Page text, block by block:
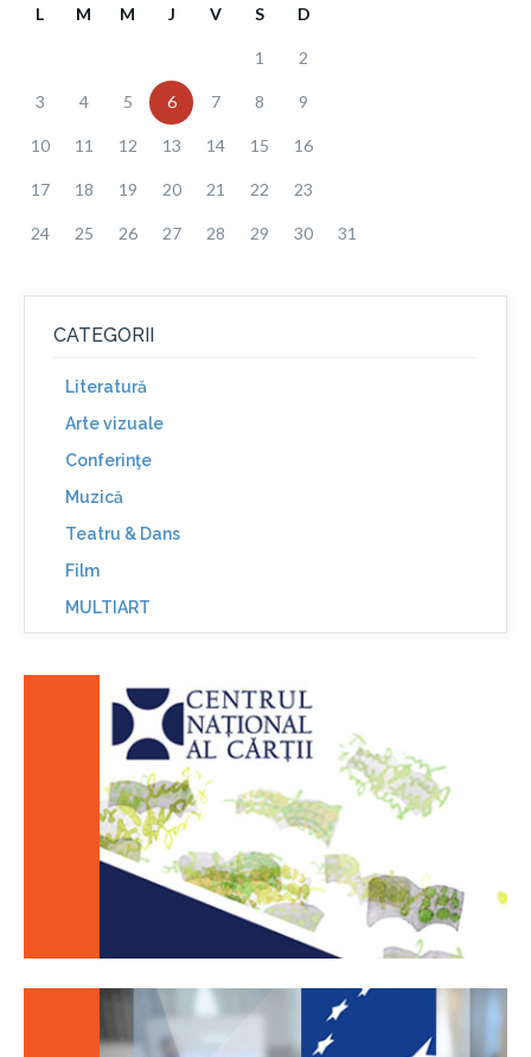
L M M J V S D
1 2
3 4 5 6 7 8 9
10 11 12 13 14 15 16
17 18 19 20 21 22 23
24 25 26 27 28 29 30 31
CATEGORII
Literatură
Arte vizuale
Conferinţe
Muzică
Teatru & Dans
Film
MULTIART